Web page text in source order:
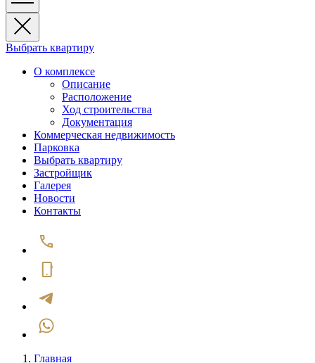
Выбрать квартиру
О комплексе
Описание
Расположение
Ход строительства
Документация
Коммерческая недвижимость
Парковка
Выбрать квартиру
Застройщик
Галерея
Новости
Контакты
Главная